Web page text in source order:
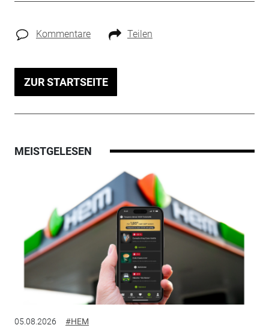
Kommentare Teilen
ZUR STARTSEITE
MEISTGELESEN
05.08.2026 #HEM